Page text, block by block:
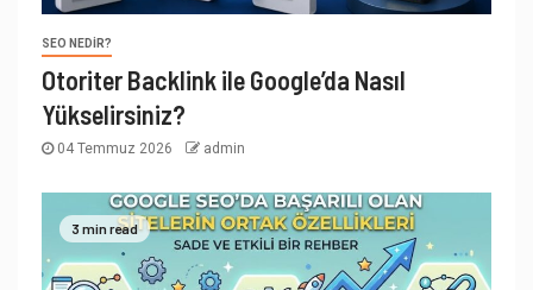
SEO NEDIR?
Otoriter Backlink ile Google’da Nasıl
Yükselirsiniz?
04 Temmuz 2026 admin
3 min read